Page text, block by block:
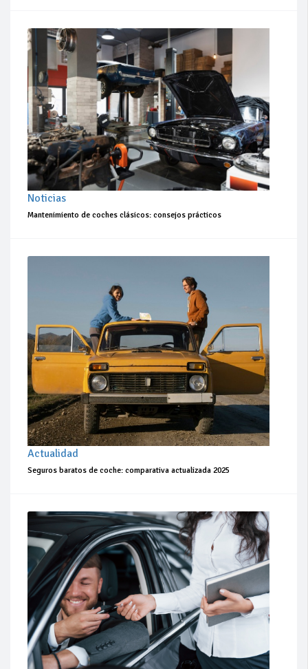
Noticias
Mantenimiento de coches clásicos: consejos prácticos
Actualidad
Seguros baratos de coche: comparativa actualizada 2025